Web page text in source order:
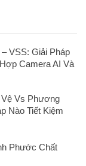
VSS: Giải Pháp
Camera AI Và
Vs Phương
Nào Tiết Kiệm
Phước Chất